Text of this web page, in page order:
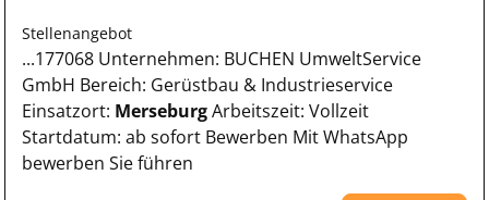
Stellenangebot
...177068 Unternehmen: BUCHEN UmweltService
GmbH Bereich: Gerüstbau & Industrieservice
Einsatzort: MerseburgArbeitszeit: Vollzeit
Startdatum: ab sofort Bewerben Mit WhatsApp
bewerben Sie führen